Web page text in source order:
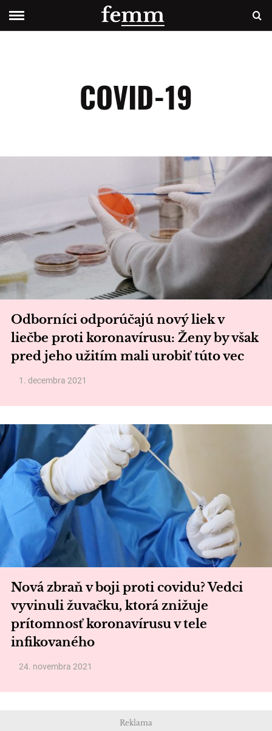
COVID-19
Odborníci odporúčajú nový liek v
liečbe proti koronavírusu: Ženy by však
pred jeho užitím mali urobiť túto vec
1. decembra 2021
Nová zbraň v boji proti covidu? Vedci
vyvinuli žuvačku, ktorá znižuje
prítomnosť koronavírusu v tele
infikovaného
24. novembra 2021
Reklama